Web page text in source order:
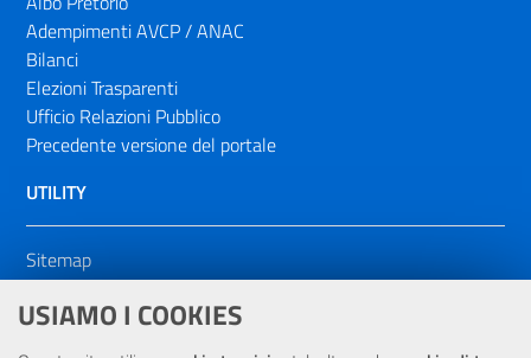
USIAMO I COOKIES
Adempimenti AVCP / ANAC
Bilanci
Elezioni Trasparenti
Ufficio Relazioni Pubblico
Precedente versione del portale
UTILITY
Sitemap
Dichiarazione di accessibilità
NOTE LEGALI